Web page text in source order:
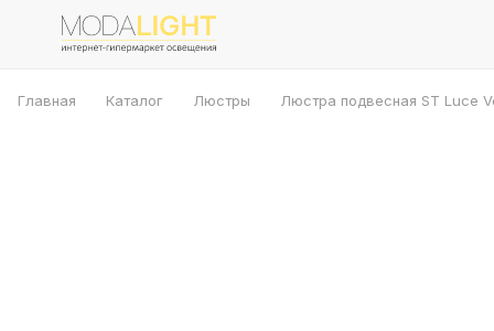
Главная Каталог Люстры Люстра подвесная ST Luce